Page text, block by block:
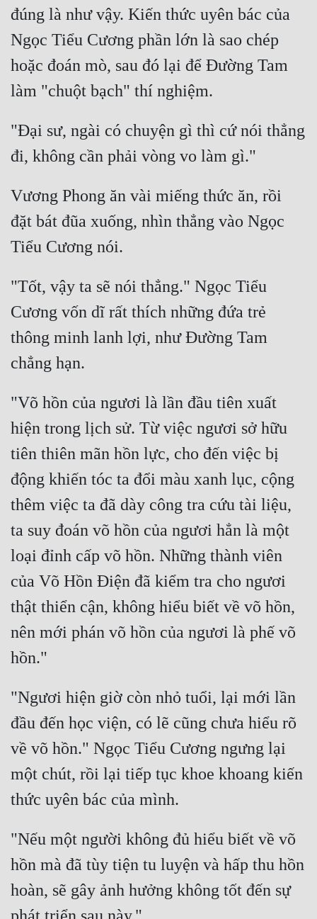
Đẹp Hiệp
Tính Cách Nhân Vật :
Cơ Trí
Sát Phạt Quyết Đoán
đúng là như vậy. Kiến thức uyên bác của
Ngọc Tiểu Cương phần lớn là sao chép
hoặc đoán mò, sau đó lại để Đường Tam
"Đại sư, ngài có chuyện gì thì cứ nói thẳng
Vương Phong ăn vài miếng thức ăn, rồi
đặt bát đũa xuống, nhìn thẳng vào Ngọc
"Tốt, vậy ta sẽ nói thẳng." Ngọc Tiểu
Cương vốn dĩ rất thích những đứa trẻ
thông minh lanh lợi, như Đường Tam
"Võ hồn của ngươi là lần đầu tiên xuất
hiện trong lịch sử. Từ việc ngươi sở hữu
tiên thiên mãn hồn lực, cho đến việc bị
động khiến tóc ta đổi màu xanh lục, cộng
thêm việc ta đã dày công tra cứu tài liệu,
ta suy đoán võ hồn của ngươi hẳn là một
loại đỉnh cấp võ hồn. Những thành viên
của Võ Hồn Điện đã kiểm tra cho ngươi
thật thiển cận, không hiểu biết về võ hồn,
nên mới phán võ hồn của ngươi là phế võ
"Ngươi hiện giờ còn nhỏ tuổi, lại mới lần
đầu đến học viện, có lẽ cũng chưa hiểu rõ
về võ hồn." Ngọc Tiểu Cương ngưng lại
một chút, rồi lại tiếp tục khoe khoang kiến
"Nếu một người không đủ hiểu biết về võ
hồn mà đã tùy tiện tu luyện và hấp thu hồn
hoàn, sẽ gây ảnh hưởng không tốt đến sự